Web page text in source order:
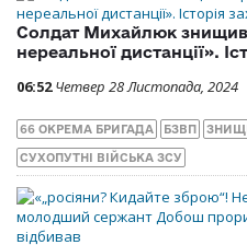
Солдат Михайлюк
нереальної дистанції».
06:52 Четвер 28 Листопада, 2024
66 ОКРЕМА БРИГАДА БЗВП
СУХОПУТНІ ВІЙСЬКА ЗСУ